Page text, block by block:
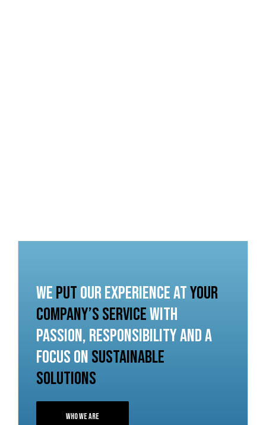
weputour experience atyour
company’s servicewith
passion, responsibility and a
focus onsustainable
solutions
Who We Are